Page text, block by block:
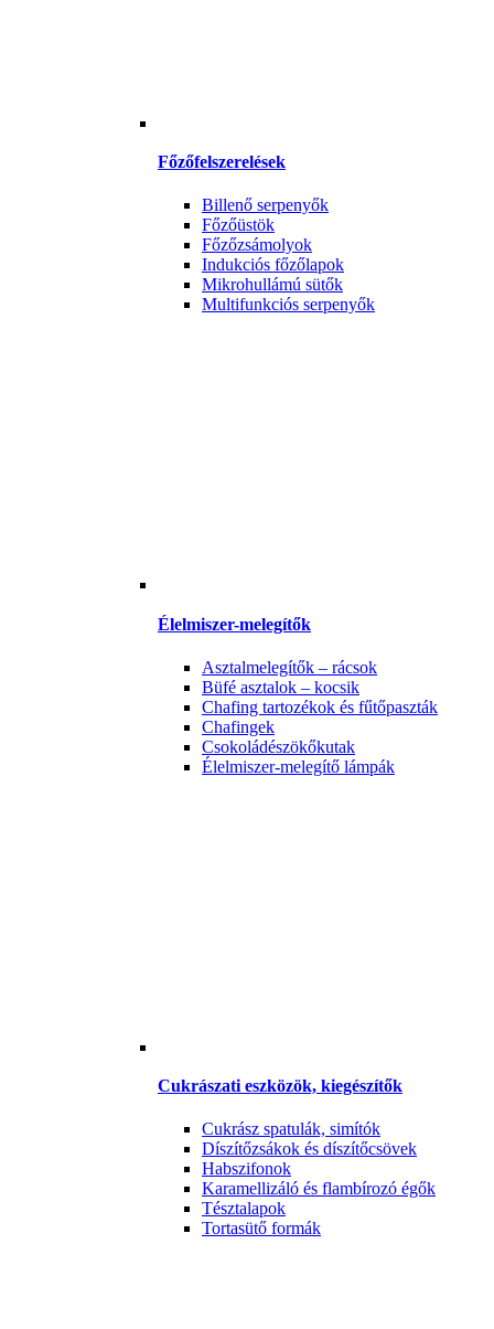
Főzőfelszerelések
Billenő serpenyők
Főzőüstök
Főzőzsámolyok
Indukciós főzőlapok
Mikrohullámú sütők
Multifunkciós serpenyők
Élelmiszer-melegítők
Asztalmelegítők – rácsok
Büfé asztalok – kocsik
Chafing tartozékok és fűtőpaszták
Chafingek
Csokoládészökőkutak
Élelmiszer-melegítő lámpák
Cukrászati eszközök, kiegészítők
Cukrász spatulák, simítók
Díszítőzsákok és díszítőcsövek
Habszifonok
Karamellizáló és flambírozó égők
Tésztalapok
Tortasütő formák